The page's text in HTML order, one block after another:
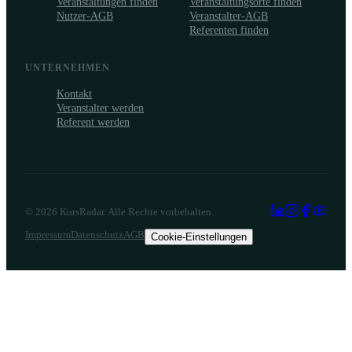
Nutzer-AGB
Veranstalter-AGB
Referenten finden
UNTERNEHMEN
Kontakt
Veranstalter werden
Referent werden
© 2026 KursRadar. Alle Rechte vorbehalten.
ImpressumDatenschutzAGB Cookie-Einstellungen